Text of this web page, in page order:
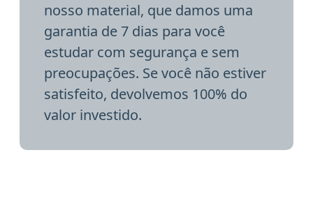
nosso material, que damos uma
garantia de 7 dias para você
estudar com segurança e sem
preocupações. Se você não estiver
satisfeito, devolvemos 100% do
valor investido.